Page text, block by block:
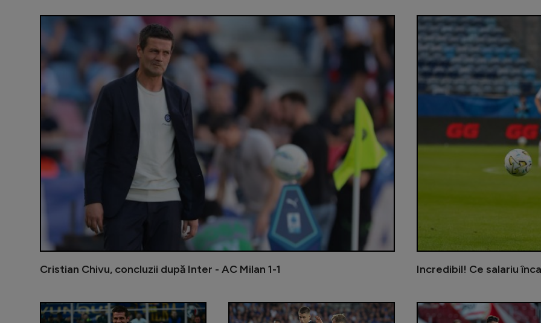
Cristian Chivu, concluzii după Inter - AC Milan 1-1 Incredibil! Ce salariu
Cristi Chivu, mesaj pentru